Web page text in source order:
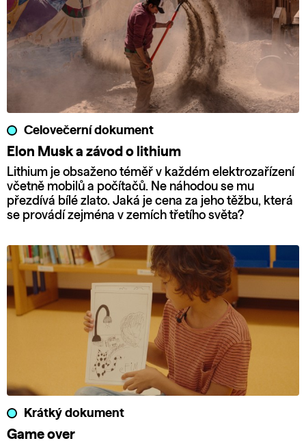
Celovečerní dokument
Elon Musk a závod o lithium
Lithium je obsaženo téměř v každém elektrozařízení
včetně mobilů a počítačů. Ne náhodou se mu
přezdívá bílé zlato. Jaká je cena za jeho těžbu, která
se provádí zejména v zemích třetího světa?
Krátký dokument
Game over